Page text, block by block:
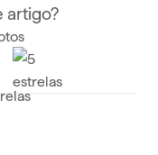
artigo?